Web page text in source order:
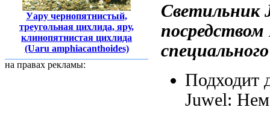
Уару чернопятнистый,
треугольная цихлида, яру,
клинопятнистая цихлида
(Uaru amphiacanthoides)
на правах рекламы:
Светильник
посредством
специального
Подходит
Juwel: